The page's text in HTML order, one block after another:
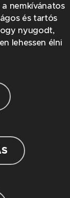
nemkívánatos
és tartós
nyugodt,
lehessen élni